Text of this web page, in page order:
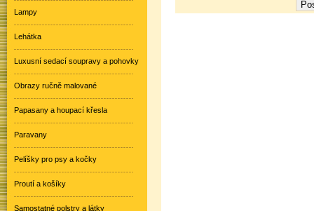
Lampy
Lehátka
Luxusní sedací soupravy a pohovky
Obrazy ručně malované
Papasany a houpací křesla
Paravany
Pelíšky pro psy a kočky
Proutí a košíky
Samostatné polstry a látky